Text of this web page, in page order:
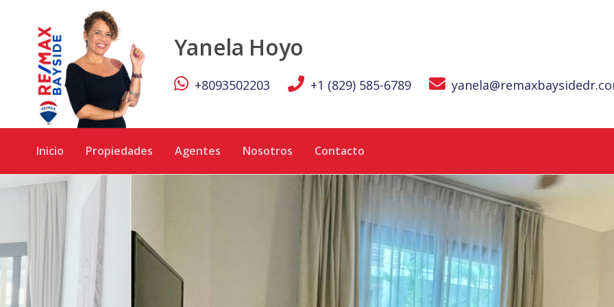
Yanela Hoyo
+8093502203 +1 (829) 585-6789
Inicio Propiedades Agentes Nosotros Contacto
Apartamento en EL CORTECITO - RE/MAX Bayside